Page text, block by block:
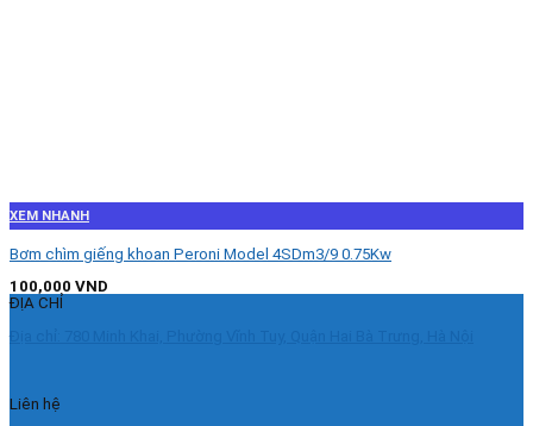
XEM NHANH
Bơm chìm giếng khoan Peroni Model 4SDm3/9 0.75Kw
100,000 VND
ĐỊA CHỈ
Liên hệ